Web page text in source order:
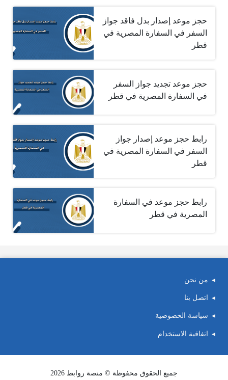
حجز موعد إصدار بدل فاقد جواز
السفر في السفارة المصرية في
قطر
حجز موعد تجديد جواز السفر
في السفارة المصرية في قطر
رابط حجز موعد إصدار جواز
السفر في السفارة المصرية في
قطر
رابط حجز موعد في السفارة
المصرية في قطر
من نحن
اتصل بنا
سياسة الخصوصية
اتفاقية الاستخدام
جميع الحقوق محفوظة © منصة روابط 2026